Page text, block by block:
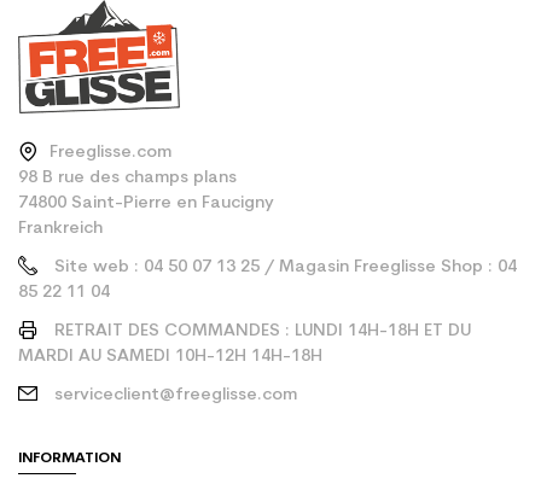
Freeglisse.com
98 B rue des champs plans
74800 Saint-Pierre en Faucigny
Frankreich
Site web : 04 50 07 13 25 / Magasin Freeglisse Shop : 04
85 22 11 04
RETRAIT DES COMMANDES : LUNDI 14H-18H ET DU
MARDI AU SAMEDI 10H-12H 14H-18H
serviceclient@freeglisse.com
INFORMATION